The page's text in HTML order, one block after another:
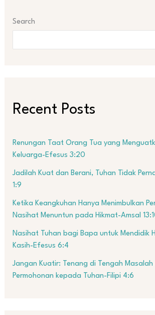
Search
Recent Posts
Renungan Taat Orang Tua yang
Keluarga-Efesus 3:20
Jadilah Kuat dan Berani, Tuhan Tidak
1:9
Ketika Keangkuhan Hanya Menimbulkan
Nasihat Menuntun pada Hikmat-Amsal
Nasihat Tuhan bagi Bapa untuk Mendidik
Kasih-Efesus 6:4
Jangan Kuatir: Tenang di Tengah
Permohonan kepada Tuhan-Filipi 4:6